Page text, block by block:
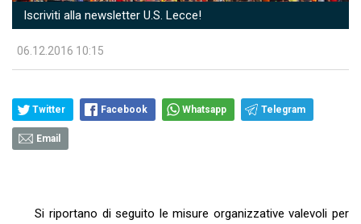
Iscriviti alla newsletter U.S. Lecce!
06.12.2016 10:15
Twitter Facebook Whatsapp Telegram
Email
Si riportano di seguito le misure organizzative valevoli per